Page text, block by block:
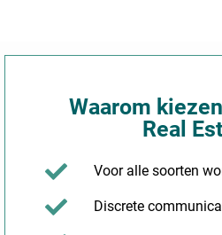
Waarom
Real
Voor alle soorten
Discrete